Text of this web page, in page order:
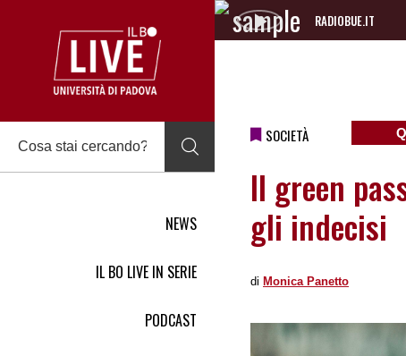
NEWS
IL BO LIVE IN SERIE
PODCAST
RADIOBUE.IT
Audio
SOCIETÀ
Il green
gli indecisi
di Monica Panetto